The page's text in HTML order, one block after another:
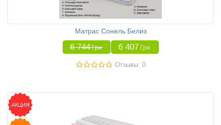
Матрас Сонель Белиз
6 744 Грн 6 407 Грн
Отзывы: 0
АКЦИЯ